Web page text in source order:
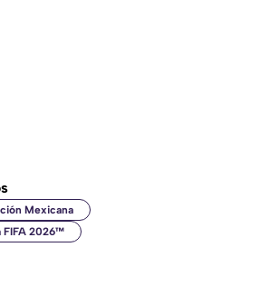
Mexicana
FIFA 2026™